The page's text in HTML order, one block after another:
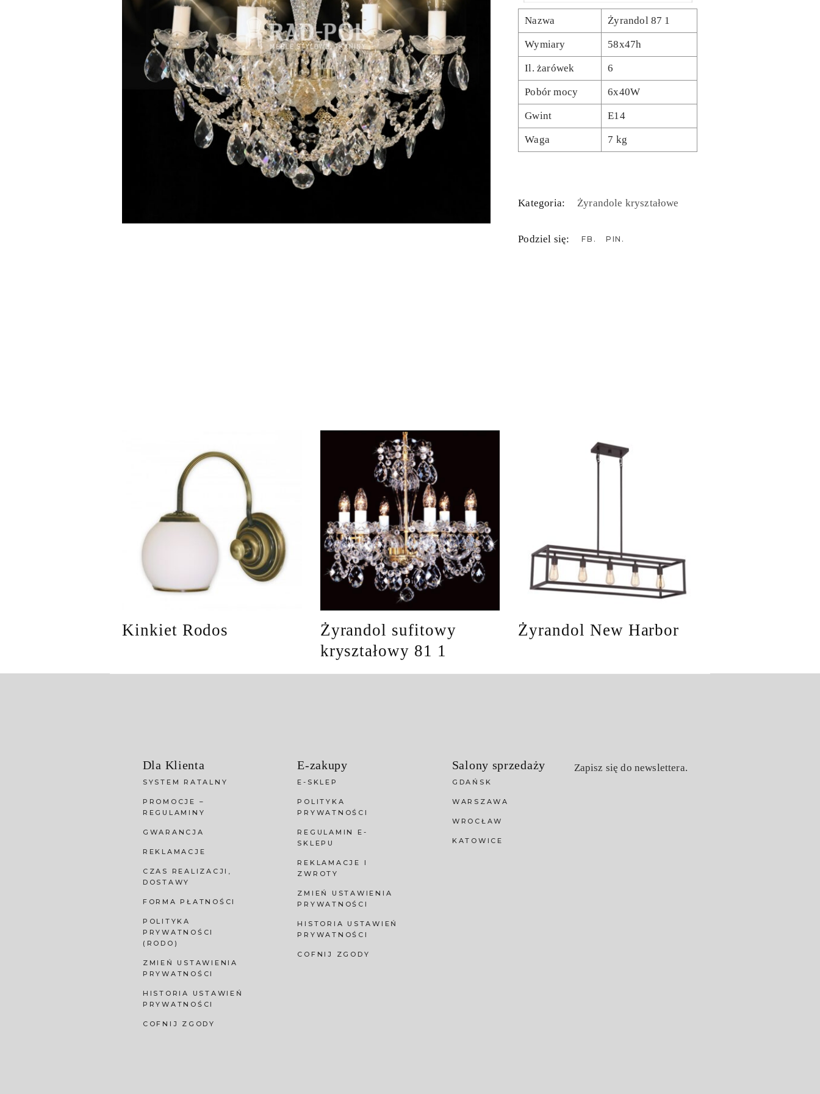
Nazwa Żyrandol 87 1
Wymiary 58x47h
Il. żarówek 6
Pobór mocy 6x40W
Gwint E14
Waga 7 kg
Kategoria: Żyrandole kryształowe
Podziel się: FB PIN
Kinkiet Rodos
Żyrandol sufitowy
kryształowy 81 1
Żyrandol New Harbor
Dla Klienta
SYSTEM RATALNY
PROMOCJE –
REGULAMINY
GWARANCJA
REKLAMACJE
CZAS REALIZACJI,
DOSTAWY
FORMA PŁATNOŚCI
POLITYKA
PRYWATNOŚCI
(RODO)
ZMIEŃ USTAWIENIA
PRYWATNOŚCI
HISTORIA USTAWIEŃ
PRYWATNOŚCI
COFNIJ ZGODY
E-zakupy
E-SKLEP
POLITYKA
PRYWATNOŚCI
REGULAMIN E-
SKLEPU
REKLAMACJE I
ZWROTY
ZMIEŃ USTAWIENIA
PRYWATNOŚCI
HISTORIA USTAWIEŃ
PRYWATNOŚCI
COFNIJ ZGODY
Salony sprzedaży
GDAŃSK
WARSZAWA
WROCŁAW
KATOWICE
Zapisz się do newslettera.